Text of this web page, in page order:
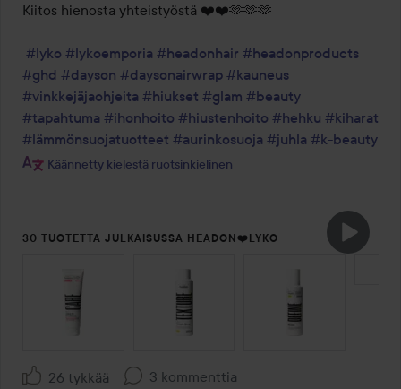
Kiitos hienosta yhteistyöstä ❤️❤️🫶🫶🫶
#lyko #lykoemporia #headonhair #headonproducts
#ghd #dayson #daysonairwrap #kauneus
#vinkkejäjaohjeita #hiukset #glam #beauty
#tapahtuma #ihonhoito #hiustenhoito #hehku #kiharat
#lämmönsuojatuotteet #aurinkosuoja #juhla #k-beauty
Käännetty kielestä ruotsinkielinen
30 TUOTETTA JULKAISUSSA HEADON❤️LYKO
OHITA OSIO
26 tykkää 3 kommenttia